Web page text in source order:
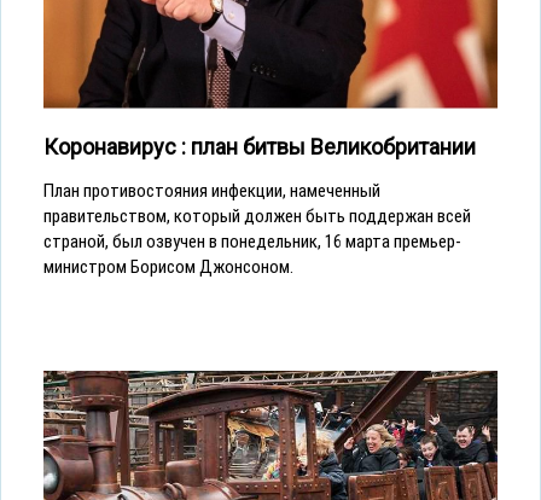
Коронавирус : план битвы Великобритании
План противостояния инфекции, намеченный
правительством, который должен быть поддержан всей
страной, был озвучен в понедельник, 16 марта премьер-
министром Борисом Джонсоном.